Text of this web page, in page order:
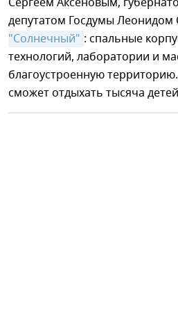
депутатом Госдумы Леонидом
"Солнечный" : спальные
технологий, лаборатории и
благоустроенную
сможет отдыхать тысяча